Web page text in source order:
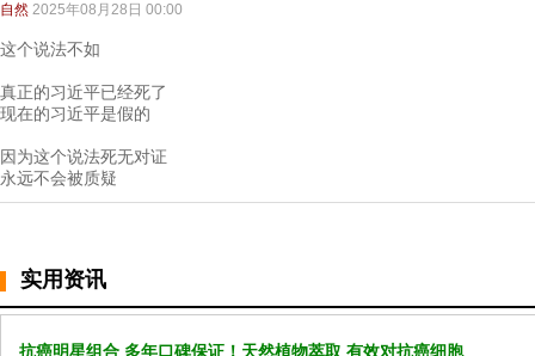
自然 2025年08月28日 00:00
这个说法不如
真正的习近平已经死了
现在的习近平是假的
因为这个说法死无对证
永远不会被质疑
实用资讯
抗癌明星组合 多年口碑保证！天然植物萃取 有效对抗癌细胞